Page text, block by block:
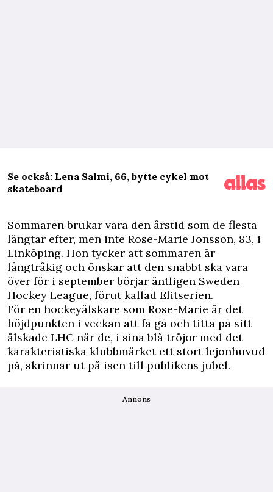
Se också: Lena Salmi, 66, bytte cykel mot
skateboard
Sommaren brukar vara den årstid som de flesta
längtar efter, men inte Rose-Marie Jonsson, 83, i
Linköping. Hon tycker att sommaren är
långtråkig och önskar att den snabbt ska vara
över för i september börjar äntligen Sweden
Hockey League, förut kallad Elitserien.
För en hockeyälskare som Rose-Marie är det
höjdpunkten i veckan att få gå och titta på sitt
älskade LHC när de, i sina blå tröjor med det
karakteristiska klubbmärket ett stort lejonhuvud
på, skrinnar ut på isen till publikens jubel.
Annons